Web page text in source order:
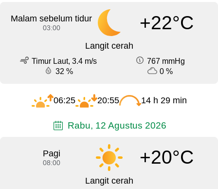
Malam sebelum tidur
03:00 +22°C
Langit cerah
Timur Laut, 3.4 m/s
767 mmHg
32 %
0 %
06:25 20:55 14 h 29 min
Rabu, 12 Agustus 2026
Pagi
08:00 +20°C
Langit cerah